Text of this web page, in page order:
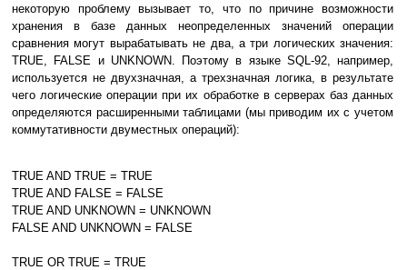
некоторую проблему вызывает то, что по причине возможности
хранения в базе данных неопределенных значений операции
сравнения могут вырабатывать не два, а три логических значения:
TRUE, FALSE и UNKNOWN. Поэтому в языке SQL-92, например,
используется не двухзначная, а трехзначная логика, в результате
чего логические операции при их обработке в серверах баз данных
определяются расширенными таблицами (мы приводим их с учетом
коммутативности двуместных операций):
TRUE AND TRUE = TRUE
TRUE AND FALSE = FALSE
TRUE AND UNKNOWN = UNKNOWN
FALSE AND UNKNOWN = FALSE
TRUE OR TRUE = TRUE